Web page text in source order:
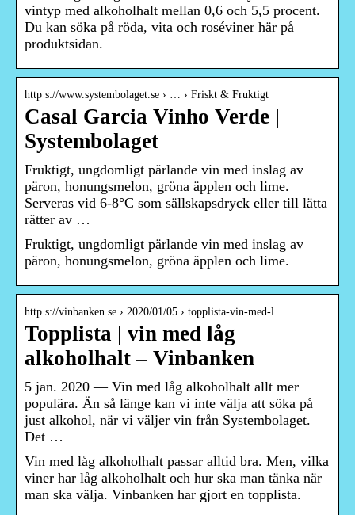
vintyp med alkoholhalt mellan 0,6 och 5,5 procent.
Du kan söka på röda, vita och roséviner här på
produktsidan.
http s://www.systembolaget.se › … › Friskt & Fruktigt
Casal Garcia Vinho Verde |
Systembolaget
Fruktigt, ungdomligt pärlande vin med inslag av
päron, honungsmelon, gröna äpplen och lime.
Serveras vid 6-8°C som sällskapsdryck eller till lätta
rätter av …
Fruktigt, ungdomligt pärlande vin med inslag av
päron, honungsmelon, gröna äpplen och lime.
http s://vinbanken.se › 2020/01/05 › topplista-vin-med-l…
Topplista | vin med låg
alkoholhalt – Vinbanken
5 jan. 2020 — Vin med låg alkoholhalt allt mer
populära. Än så länge kan vi inte välja att söka på
just alkohol, när vi väljer vin från Systembolaget.
Det …
Vin med låg alkoholhalt passar alltid bra. Men, vilka
viner har låg alkoholhalt och hur ska man tänka när
man ska välja. Vinbanken har gjort en topplista.